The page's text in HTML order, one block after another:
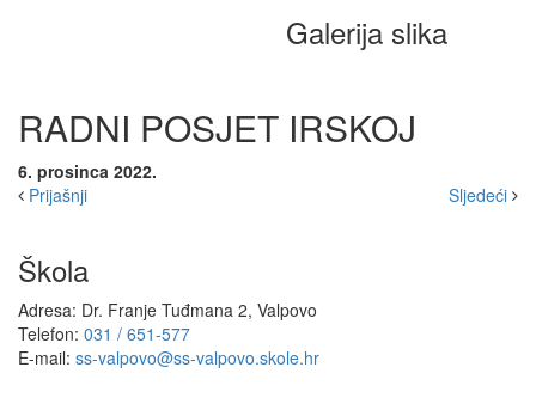
Galerija slika
RADNI POSJET IRSKOJ
6. prosinca 2022.
Prijašnji
Sljedeći
Škola
Adresa: Dr. Franje Tuđmana 2, Valpovo
Telefon: 031 / 651-577
E-mail: ss-valpovo@ss-valpovo.skole.hr